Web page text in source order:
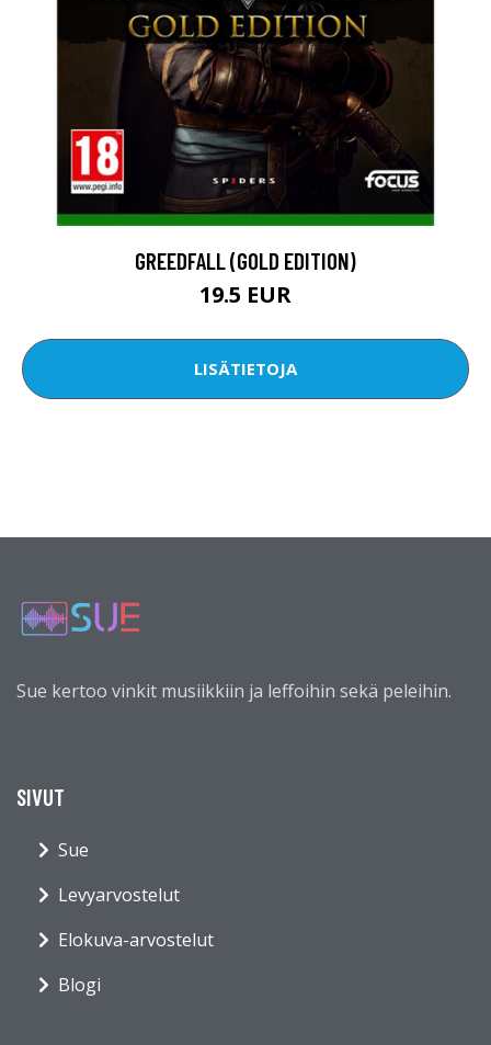
GREEDFALL (GOLD EDITION)
19.5 EUR
LISÄTIETOJA
Sue kertoo vinkit musiikkiin ja leffoihin sekä peleihin.
SIVUT
Sue
Levyarvostelut
Elokuva-arvostelut
Blogi